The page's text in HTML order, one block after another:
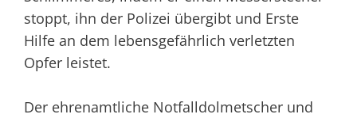
stoppt, ihn der Polizei übergibt und Erste
Hilfe an dem lebensgefährlich verletzten
Opfer leistet.
Der ehrenamtliche Notfalldolmetscher und